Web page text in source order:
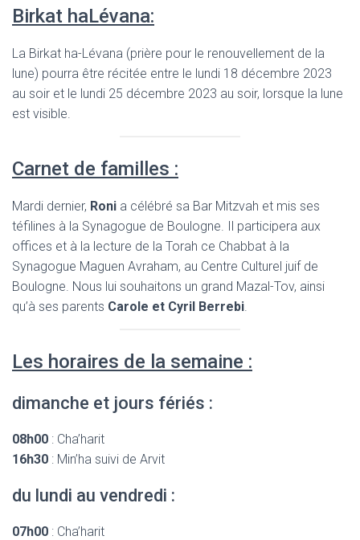
Birkat haLévana:
La Birkat ha-Lévana (prière pour le renouvellement de la
lune) pourra être récitée entre le lundi 18 décembre 2023
au soir et le lundi 25 décembre 2023 au soir, lorsque la lune
est visible.
Carnet de familles :
Mardi dernier, Roni a célébré sa Bar Mitzvah et mis ses
téfilines à la Synagogue de Boulogne. Il participera aux
offices et à la lecture de la Torah ce Chabbat à la
Synagogue Maguen Avraham, au Centre Culturel juif de
Boulogne. Nous lui souhaitons un grand Mazal-Tov, ainsi
qu’à ses parents Carole et Cyril Berrebi.
Les horaires de la semaine :
dimanche et jours fériés :
08h00 : Cha’harit
16h30 : Min’ha suivi de Arvit
du lundi au vendredi :
07h00 : Cha’harit